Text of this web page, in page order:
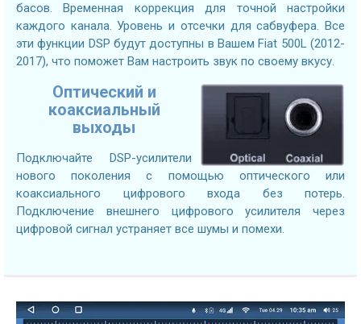
басов. Временная коррекция для точной настройки
каждого канала. Уровень и отсечки для сабвуфера. Все
эти функции DSP будут доступны в Вашем Fiat 500L (2012-
2017), что поможет Вам настроить звук по своему вкусу.
Оптический и
коаксиальный
выходы
Подключайте DSP-усилители
нового поколения с помощью оптического или
коаксиального цифрового входа без потерь.
Подключение внешнего цифрового усилителя через
цифровой сигнал устраняет все шумы и помехи.